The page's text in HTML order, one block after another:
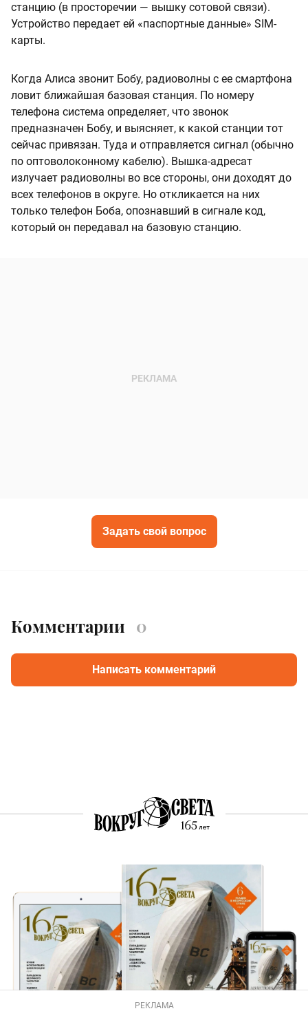
станцию (в просторечии — вышку сотовой связи).
Устройство передает ей «паспортные данные» SIM-
карты.
Когда Алиса звонит Бобу, радиоволны с ее смартфона
ловит ближайшая базовая станция. По номеру
телефона система определяет, что звонок
предназначен Бобу, и выясняет, к какой станции тот
сейчас привязан. Туда и отправляется сигнал (обычно
по оптоволоконному кабелю). Вышка-адресат
излучает радиоволны во все стороны, они доходят до
всех телефонов в округе. Но откликается на них
только телефон Боба, опознавший в сигнале код,
который он передавал на базовую станцию.
Задать свой вопрос
Комментарии 0
Написать комментарий
РЕКЛАМА